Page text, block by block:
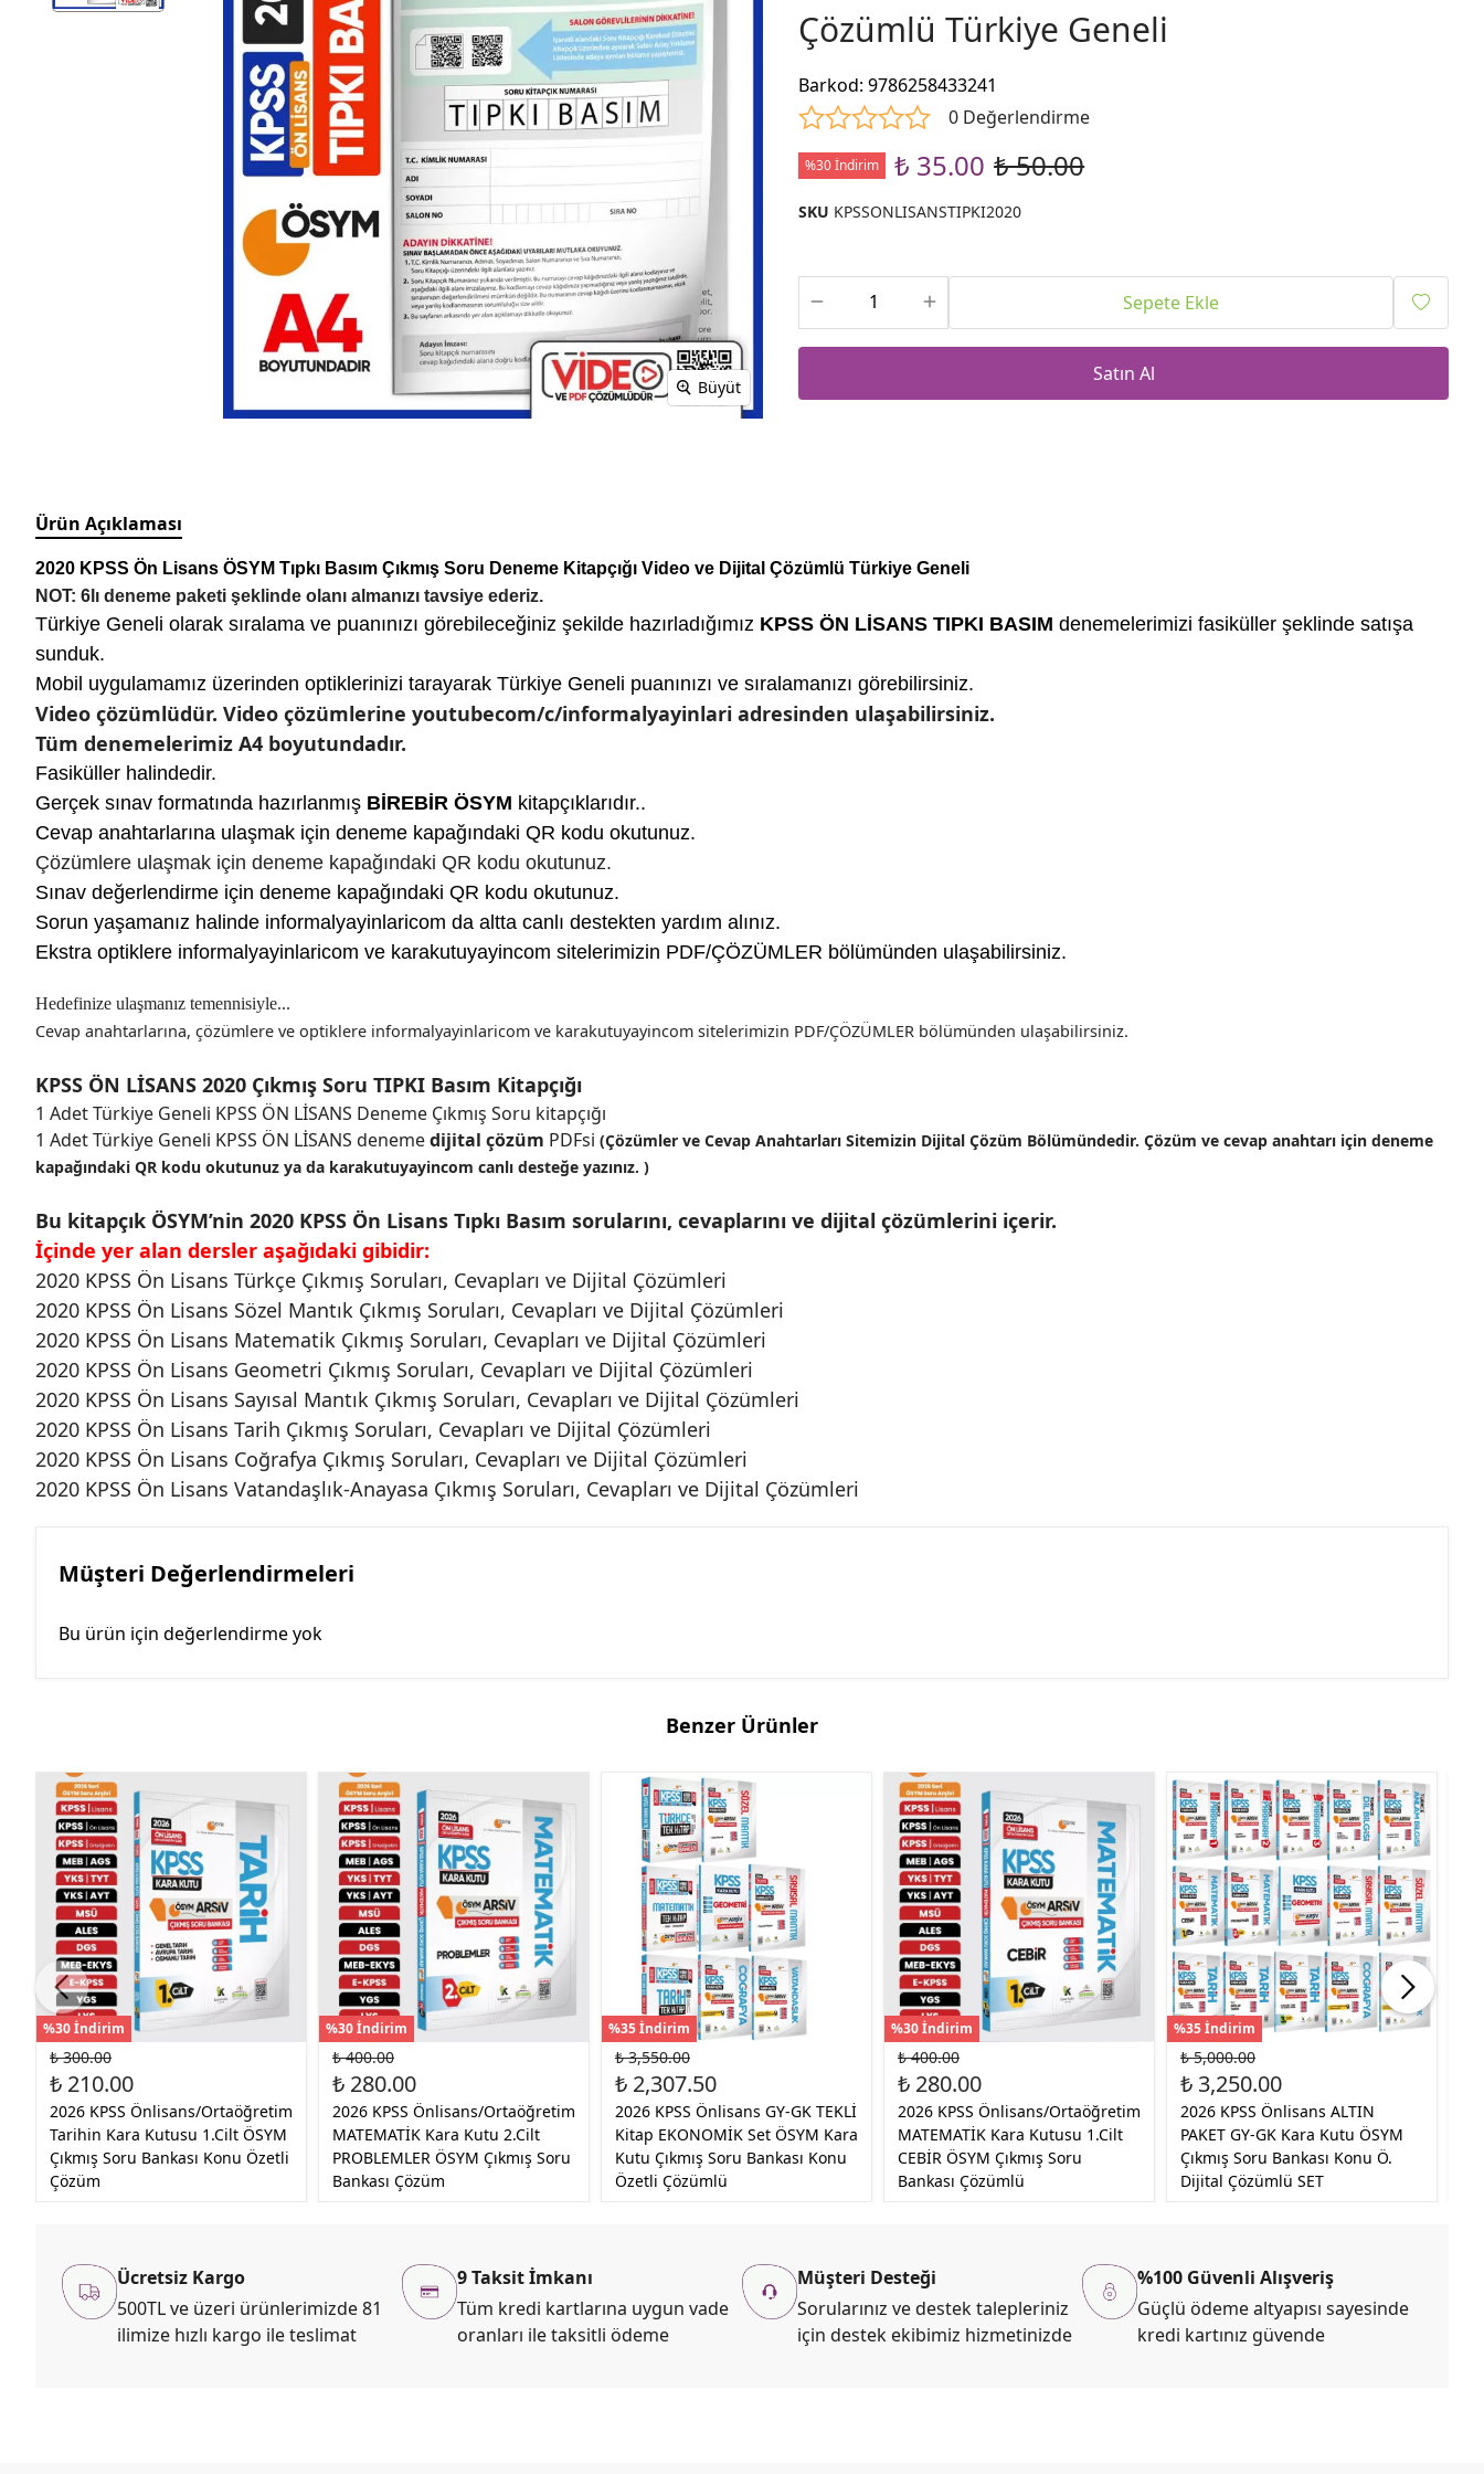
Büyüt
Çözümlü Türkiye Geneli
Barkod:9786258433241
0 Değerlendirme
%30 İndirim ₺ 35.00 ₺ 50.00
SKU KPSSONLISANSTIPKI2020
Sepete Ekle
Satın Al
Ürün Açıklaması
2020 KPSS Ön Lisans ÖSYM Tıpkı Basım Çıkmış Soru Deneme Kitapçığı Video ve Dijital Çözümlü Türkiye Geneli
NOT: 6lı deneme paketi şeklinde olanı almanızı tavsiye ederiz.
Türkiye Geneli olarak sıralama ve puanınızı görebileceğiniz şekilde hazırladığımız KPSS ÖN LİSANS TIPKI BASIM denemelerimizi fasiküller şeklinde satışa
sunduk.
Mobil uygulamamız üzerinden optiklerinizi tarayarak Türkiye Geneli puanınızı ve sıralamanızı görebilirsiniz.
Video çözümlüdür. Video çözümlerine youtubecom/c/informalyayinlari adresinden ulaşabilirsiniz.
Tüm denemelerimiz A4 boyutundadır.
Fasiküller halindedir.
Gerçek sınav formatında hazırlanmış BİREBİR ÖSYM kitapçıklarıdır..
Cevap anahtarlarına ulaşmak için deneme kapağındaki QR kodu okutunuz.
Çözümlere ulaşmak için deneme kapağındaki QR kodu okutunuz.
Sınav değerlendirme için deneme kapağındaki QR kodu okutunuz.
Sorun yaşamanız halinde informalyayinlaricom da altta canlı destekten yardım alınız.
Ekstra optiklere informalyayinlaricom ve karakutuyayincom sitelerimizin PDF/ÇÖZÜMLER bölümünden ulaşabilirsiniz.
Hedefinize ulaşmanız temennisiyle...
Cevap anahtarlarına, çözümlere ve optiklere informalyayinlaricom ve karakutuyayincom sitelerimizin PDF/ÇÖZÜMLER bölümünden ulaşabilirsiniz.
KPSS ÖN LİSANS 2020 Çıkmış Soru TIPKI Basım Kitapçığı
1 Adet Türkiye Geneli KPSS ÖN LİSANS Deneme Çıkmış Soru kitapçığı
1 Adet Türkiye Geneli KPSS ÖN LİSANS denemedijital çözüm PDFsi (Çözümler ve Cevap Anahtarları Sitemizin Dijital Çözüm Bölümündedir. Çözüm ve cevap anahtarı için deneme
kapağındaki QR kodu okutunuz ya da karakutuyayincom canlı desteğe yazınız. )
Bu kitapçık ÖSYM’nin 2020 KPSS Ön Lisans Tıpkı Basım sorularını, cevaplarını ve dijital çözümlerini içerir.
İçinde yer alan dersler aşağıdaki gibidir:
2020 KPSS Ön Lisans Türkçe Çıkmış Soruları, Cevapları ve Dijital Çözümleri
2020 KPSS Ön Lisans Sözel Mantık Çıkmış Soruları, Cevapları ve Dijital Çözümleri
2020 KPSS Ön Lisans Matematik Çıkmış Soruları, Cevapları ve Dijital Çözümleri
2020 KPSS Ön Lisans Geometri Çıkmış Soruları, Cevapları ve Dijital Çözümleri
2020 KPSS Ön Lisans Sayısal Mantık Çıkmış Soruları, Cevapları ve Dijital Çözümleri
2020 KPSS Ön Lisans Tarih Çıkmış Soruları, Cevapları ve Dijital Çözümleri
2020 KPSS Ön Lisans Coğrafya Çıkmış Soruları, Cevapları ve Dijital Çözümleri
2020 KPSS Ön Lisans Vatandaşlık-Anayasa Çıkmış Soruları, Cevapları ve Dijital Çözümleri
Müşteri Değerlendirmeleri
Bu ürün için değerlendirme yok
Benzer Ürünler
%30 İndirim
₺ 300.00
₺ 210.00
2026 KPSS Önlisans/Ortaöğretim
Tarihin Kara Kutusu 1.Cilt ÖSYM
Çıkmış Soru Bankası Konu Özetli
Çözüm
%30 İndirim
₺ 400.00
₺ 280.00
2026 KPSS Önlisans/Ortaöğretim
MATEMATİK Kara Kutu 2.Cilt
PROBLEMLER ÖSYM Çıkmış Soru
Bankası Çözüm
%35 İndirim
₺ 3,550.00
₺ 2,307.50
2026 KPSS Önlisans GY-GK TEKLİ
Kitap EKONOMİK Set ÖSYM Kara
Kutu Çıkmış Soru Bankası Konu
Özetli Çözümlü
%30 İndirim
₺ 400.00
₺ 280.00
2026 KPSS Önlisans/Ortaöğretim
MATEMATİK Kara Kutusu 1.Cilt
CEBİR ÖSYM Çıkmış Soru
Bankası Çözümlü
%35 İndirim
₺ 5,000.00
₺ 3,250.00
2026 KPSS Önlisans ALTIN
PAKET GY-GK Kara Kutu ÖSYM
Çıkmış Soru Bankası Konu Ö.
Dijital Çözümlü SET
Ücretsiz Kargo
500TL ve üzeri ürünlerimizde 81
ilimize hızlı kargo ile teslimat
9 Taksit İmkanı
Tüm kredi kartlarına uygun vade
oranları ile taksitli ödeme
Müşteri Desteği
Sorularınız ve destek talepleriniz
için destek ekibimiz hizmetinizde
%100 Güvenli Alışveriş
Güçlü ödeme altyapısı sayesinde
kredi kartınız güvende